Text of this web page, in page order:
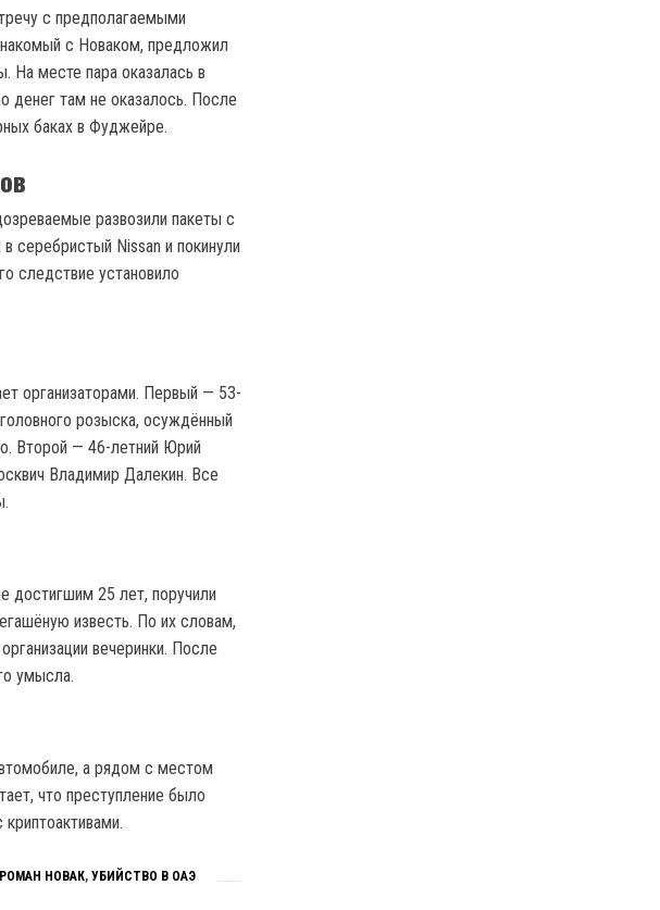
с предполагаемыми
с Новаком, предложил
На месте пара оказалась в
денег там не оказалось. После
баках в Фуджейре.
развозили пакеты с
серебристый Nissan и покинули
следствие установило
организаторами. Первый — 53-
розыска, осуждённый
Второй — 46-летний Юрий
Владимир Далекин. Все
достигшим 25 лет, поручили
известь. По их словам,
вечеринки. После
умысла.
а рядом с местом
что преступление было
РОМАН НОВАК, УБИЙСТВО В ОАЭ